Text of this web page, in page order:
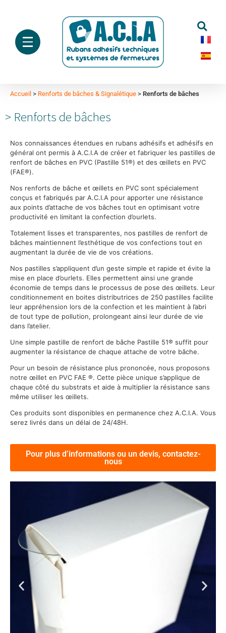
Accueil > Renforts de bâches & Signalétique > Renforts de bâches
Renforts de bâches
Nos connaissances étendues en rubans adhésifs et adhésifs en
général ont permis à A.C.I.A de créer et fabriquer les pastilles de
renfort de bâches en PVC (Pastille 51®) et des œillets en PVC
(FAE®).
Nos renforts de bâche et œillets en PVC sont spécialement
conçus et fabriqués par A.C.I.A pour apporter une résistance
aux points d’attache de vos bâches tout en optimisant votre
productivité en limitant la confection d’ourlets.
Totalement lisses et transparentes, nos pastilles de renfort de
bâches maintiennent l’esthétique de vos confections tout en
augmentant la durée de vie de vos créations.
Nos pastilles s’appliquent d’un geste simple et rapide et évite la
mise en place d’ourlets. Elles permettent ainsi une grande
économie de temps dans le processus de pose des œillets. Leur
conditionnement en boites distributrices de 250 pastilles facilite
leur appréhension lors de la confection et les maintient à l’abri
de tout type de pollution, prolongeant ainsi leur durée de vie
dans l’atelier.
Une simple pastille de renfort de bâche Pastille 51® suffit pour
augmenter la résistance de chaque attache de votre bâche.
Pour un besoin de résistance plus prononcée, nous proposons
notre œillet en PVC FAE ®. Cette pièce unique s’applique de
chaque côté du substrats et aide à multiplier la résistance sans
même utiliser les œillets.
Ces produits sont disponibles en permanence chez A.C.I.A. Vous
serez livrés dans un délai de 24/48H.
Pour plus d’informations ou un devis, contactez-
nous